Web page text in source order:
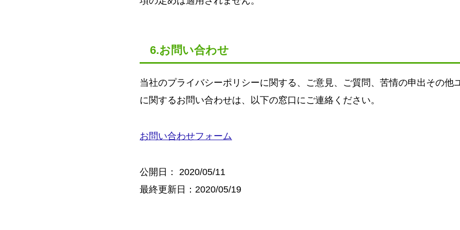
6.お問い合わせ
当社のプライバシーポリシーに関する、ご意見、ご質問、苦情の申出その他
に関するお問い合わせは、以下の窓口にご連絡ください。
お問い合わせフォーム
公開日： 2020/05/11
最終更新日：2020/05/19